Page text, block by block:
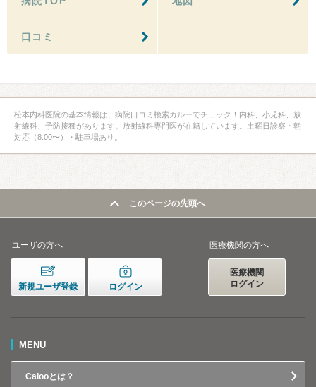
口コミ
松本内科医院の基本情報は、病院口コミ検索カルーでチェック！内科、小児科、放
射線科、予防接種があります。放射線科専門医が在籍しています。土曜日診察・朝
対応（8:00〜）・駐車場あり。
このページの先頭へ
ユーザの方へ
新規ユーザ登録 ログイン
医療機関の方へ
医療機関
ログイン
MENU
Calooとは？